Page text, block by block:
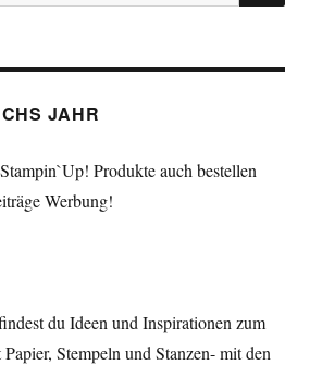
JAHR
Produkte auch bestellen
Werbung!
du Ideen und Inspirationen zum
Stempeln und Stanzen- mit den